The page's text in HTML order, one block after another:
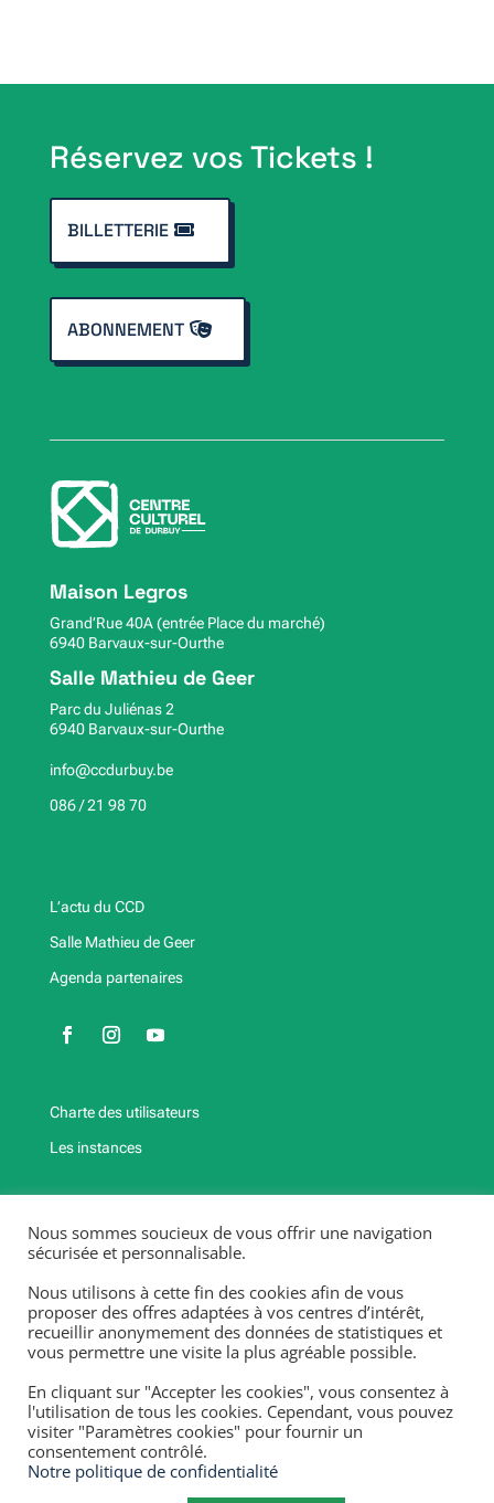
Réservez vos Tickets !
BILLETTERIE
ABONNEMENT
Maison Legros
Grand’Rue 40A (entrée Place du marché)
6940 Barvaux-sur-Ourthe
Salle Mathieu de Geer
Parc du Juliénas 2
6940 Barvaux-sur-Ourthe
info@ccdurbuy.be
086 / 21 98 70
L’actu du CCD
Salle Mathieu de Geer
Agenda partenaires
Charte des utilisateurs
Les instances
Fermetures exceptionnelles et jours fériés
2025-2026
au 3/05/26,
du 18/07/26 au 13 /08/26.
Fermetures exceptionnelles et jours fériés 2025-2026 :
lundi 10/11/25, mardi 11/11/25, lundi 06/04/26, vendredi
01/05/26, jeudi 14/05/26 & lundi 25/05/26.
Nous sommes soucieux de vous offrir une navigation
sécurisée et personnalisable.
Nous utilisons à cette fin des cookies afin de vous
proposer des offres adaptées à vos centres d’intérêt,
recueillir anonymement des données de statistiques et
vous permettre une visite la plus agréable possible.
En cliquant sur "Accepter les cookies", vous consentez à
l'utilisation de tous les cookies. Cependant, vous pouvez
visiter "Paramètres cookies" pour fournir un
consentement contrôlé.
Notre politique de confidentialité